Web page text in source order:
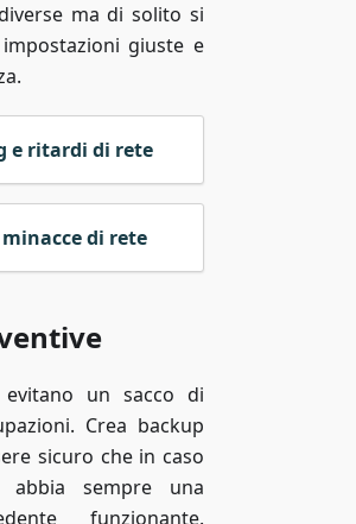
ma di solito si
giuste e
e ritardi di rete
di rete
evitano un sacco di
Crea backup
sicuro che in caso
sempre una
funzionante.